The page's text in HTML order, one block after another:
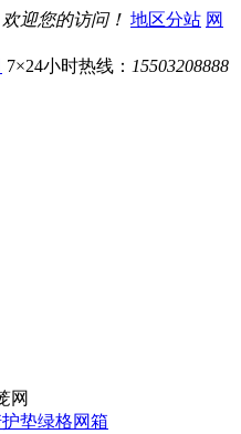
迎您的访问！ 地区分站 网
7×24小时热线： 15503208888
网
垫绿格网箱